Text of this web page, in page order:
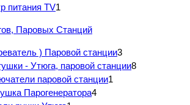
питания TV1
Паровых Станций
) Паровой станции3
- Утюга, паровой станции8
паровой станции1
Парогенератора4